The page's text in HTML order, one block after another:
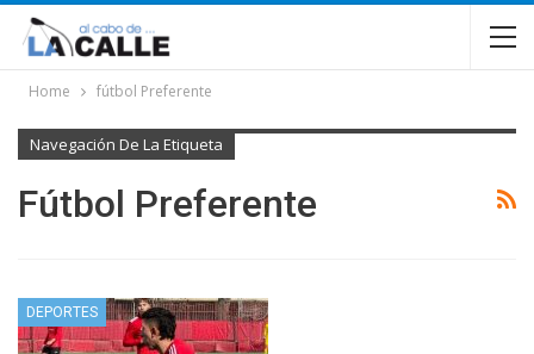
Home fútbol Preferente
Navegación De La Etiqueta
Fútbol Preferente
DEPORTES